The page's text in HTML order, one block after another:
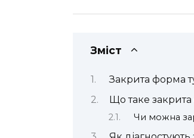
Зміст
Закрита форма
Що таке
Чи можна